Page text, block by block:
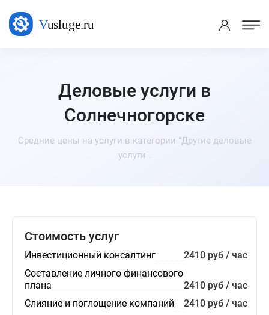
Деловые услуги в
Солнечногорске
Средние цены на услуги в категории "Другие деловые
услуги".
Стоимость услуг
Инвестиционный консалтинг
2410 руб / час
Составление личного финансового
плана
2410 руб / час
Слияние и поглощение компаний
2410 руб / час